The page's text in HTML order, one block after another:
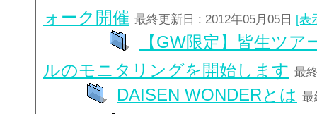
ォーク開催 最終更新日 : 2012年05月05日 [表
【GW限定】皆生ツ
ルのモニタリングを開始します 最
DAISEN WONDERとは 最